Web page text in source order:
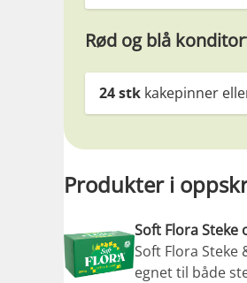
Rød og blå
24stk kakepinner
Produkter i
Soft Flora Steke
Soft Flora Steke
egnet til både